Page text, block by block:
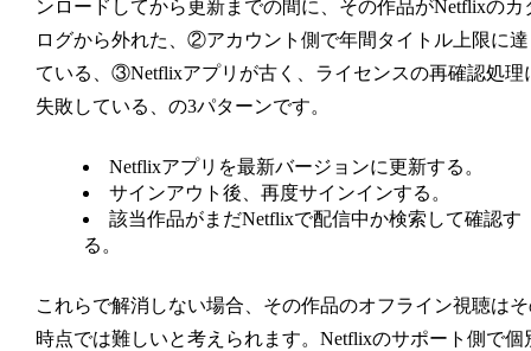
ンロードしてから更新までの間に、その作品がNetflixのカ
ログから外れた、②アカウント側で年間タイトル上限に
ている、③Netflixアプリが古く、ライセンスの再確認処理
失敗している、の3パターンです。
Netflixアプリを最新バージョンに更新する。
サインアウト後、再度サインインする。
該当作品がまだNetflixで配信中か検索して確認す
る。
これらで解消しない場合、その作品のオフライン視聴は
時点では難しいと考えられます。Netflixのサポート側で個